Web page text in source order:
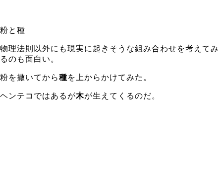
粉と種
物理法則以外にも現実に起きそうな組み合わせを考えてみ
るのも面白い。
粉を撒いてから種を上からかけてみた。
ヘンテコではあるが木が生えてくるのだ。